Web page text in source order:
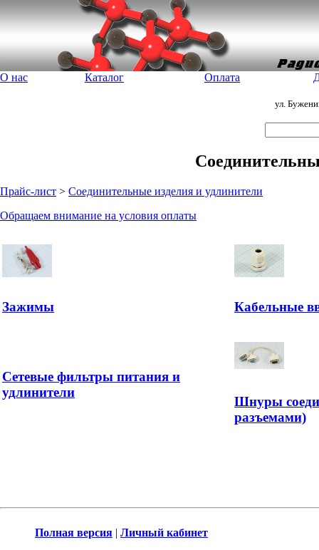
О нас Каталог Оплата
ул.
Прайс-лист > Соединительные изделия и удлинители
Обращаем внимание на условия оплаты
Зажимы Кабельные
Сетевые фильтры питания и
удлинители
Шнуры
разъемами)
Полная версия | Личный кабинет